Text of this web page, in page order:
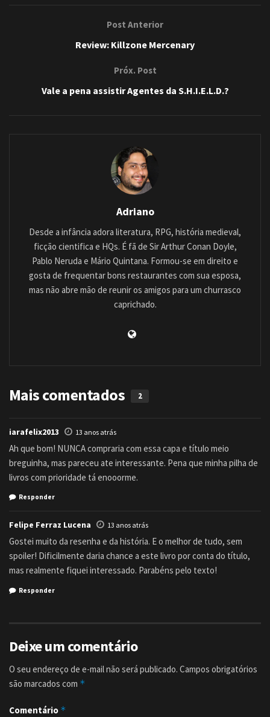
Post Anterior
Review: Killzone Mercenary
Próx. Post
Vale a pena assistir Agentes da S.H.I.E.L.D.?
Adriano
Desde a infância adora literatura, RPG, história medieval,
ficção cientifica e HQs. É fã de Sir Arthur Conan Doyle,
Pablo Neruda e Mário Quintana. Formou-se em direito e
gosta de frequentar bons restaurantes com sua esposa,
mas não abre mão de reunir os amigos para um churrasco
caprichado.
Mais comentados 2
iarafelix2013 13 anos atrás
Ah que bom! NUNCA compraria com essa capa e título meio
breguinha, mas pareceu ate interessante. Pena que minha pilha de
livros com prioridade tá enooorme.
Responder
Felipe Ferraz Lucena 13 anos atrás
Gostei muito da resenha e da história. E o melhor de tudo, sem
spoiler! Dificilmente daria chance a este livro por conta do título,
mas realmente fiquei interessado. Parabéns pelo texto!
Responder
Deixe um comentário
O seu endereço de e-mail não será publicado. Campos obrigatórios
são marcados com *
Comentário *